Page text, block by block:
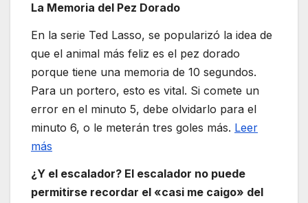
La Memoria del Pez Dorado
En la serie Ted Lasso, se popularizó la idea de
que el animal más feliz es el pez dorado
porque tiene una memoria de 10 segundos.
Para un portero, esto es vital. Si comete un
error en el minuto 5, debe olvidarlo para el
minuto 6, o le meterán tres goles más. Leer
más
¿Y el escalador? El escalador no puede
permitirse recordar el «casi me caigo» del